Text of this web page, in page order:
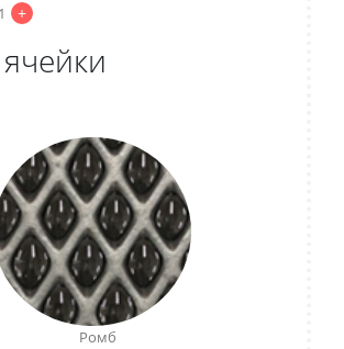
1 +
Ромб